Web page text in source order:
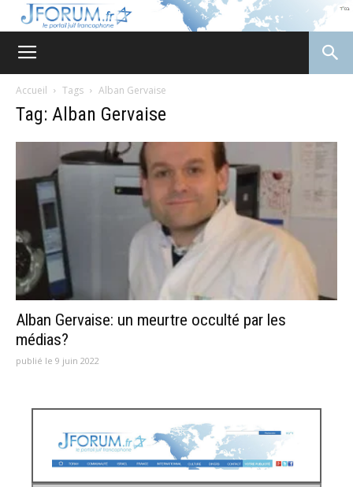
Accueil Tags Alban Gervaise
Tag: Alban Gervaise
Alban Gervaise: un meurtre occulté par les
médias?
publié le 9 juin 2022